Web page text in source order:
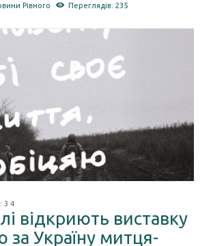
Рівного Переглядів: 235
відкриють виставку
за Україну митця-